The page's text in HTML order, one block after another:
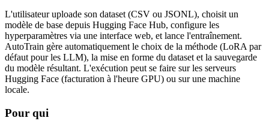
L'utilisateur uploade son dataset (CSV ou JSONL), choisit un
modèle de base depuis Hugging Face Hub, configure les
hyperparamètres via une interface web, et lance l'entraînement.
AutoTrain gère automatiquement le choix de la méthode (LoRA par
défaut pour les LLM), la mise en forme du dataset et la sauvegarde
du modèle résultant. L'exécution peut se faire sur les serveurs
Hugging Face (facturation à l'heure GPU) ou sur une machine
locale.
Pour qui